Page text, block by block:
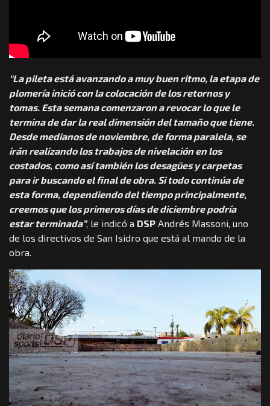
“La pileta está avanzando a muy buen ritmo, la etapa de
plomería inició con la colocación de los retornos y
tomas. Esta semana comenzaron a revocar lo que le
termina de dar la real dimensión del tamaño que tiene.
Desde medianos de noviembre, de forma paralela, se
irán realizando los trabajos de nivelación en los
costados, como así también los desagües y carpetas
para ir buscando el final de obra. Si todo continúa de
esta forma, dependiendo del tiempo principalmente,
creemos que los primeros días de diciembre podría
estar terminada”, le indicó a DSP Andrés Massoni, uno
de los directivos de San Isidro que está al mando de la
obra.